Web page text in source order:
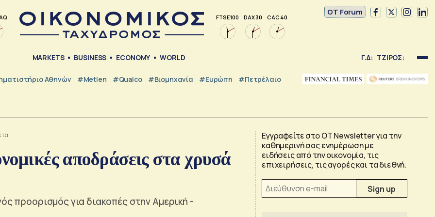
FTSE 100 DAX 30 CAC 40
OT Forum
MARKETS BUSINESS ECONOMY WORLD Γ.Δ: ΤΖΙΡΟΣ:
Αθηνών #metlen #Qualco #Βιομηχανία #Ευρώπη #Πετρέλαιο
αποδράσεις στα χρυσά
προορισμός για διακοπές στην Αμερική -
Εγγραφείτε στο OT Newsletter για την
καθημερινή σας ενημέρωση με
ειδήσεις από την οικονομία, τις
επιχειρήσεις, τις αγορές και τα διεθνή.